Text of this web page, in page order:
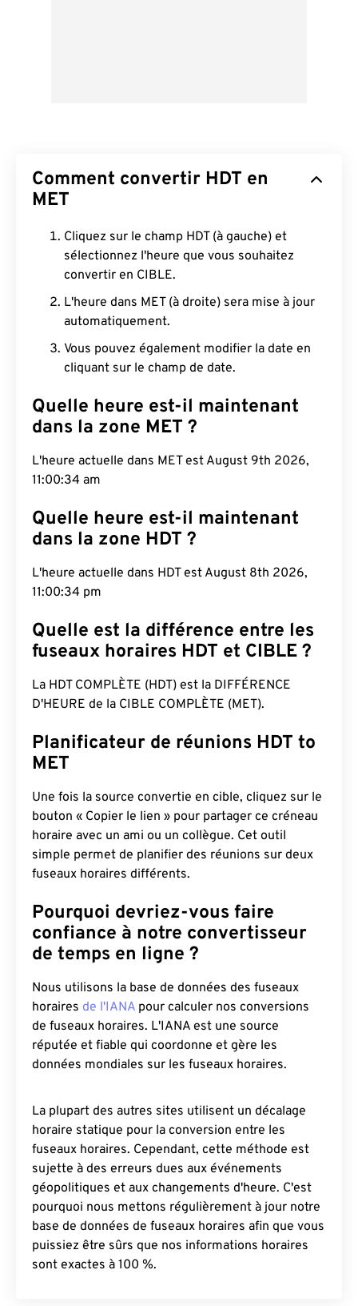
Comment convertir HDT en
MET
Cliquez sur le champ HDT (à gauche) et
sélectionnez l'heure que vous souhaitez
convertir en CIBLE.
L'heure dans MET (à droite) sera mise à jour
automatiquement.
Vous pouvez également modifier la date en
cliquant sur le champ de date.
Quelle heure est-il maintenant
dans la zone MET ?
L'heure actuelle dans MET est August 9th 2026,
11:00:35 am
Quelle heure est-il maintenant
dans la zone HDT ?
L'heure actuelle dans HDT est August 8th 2026,
11:00:35 pm
Quelle est la différence entre les
fuseaux horaires HDT et CIBLE ?
La HDT COMPLÈTE (HDT) est la DIFFÉRENCE
D'HEURE de la CIBLE COMPLÈTE (MET).
Planificateur de réunions HDT to
MET
Une fois la source convertie en cible, cliquez sur le
bouton « Copier le lien » pour partager ce créneau
horaire avec un ami ou un collègue. Cet outil
simple permet de planifier des réunions sur deux
fuseaux horaires différents.
Pourquoi devriez-vous faire
confiance à notre convertisseur
de temps en ligne ?
Nous utilisons la base de données des fuseaux
horaires de l'IANA pour calculer nos conversions
de fuseaux horaires. L'IANA est une source
réputée et fiable qui coordonne et gère les
données mondiales sur les fuseaux horaires.
La plupart des autres sites utilisent un décalage
horaire statique pour la conversion entre les
fuseaux horaires. Cependant, cette méthode est
sujette à des erreurs dues aux événements
géopolitiques et aux changements d'heure. C'est
pourquoi nous mettons régulièrement à jour notre
base de données de fuseaux horaires afin que vous
puissiez être sûrs que nos informations horaires
sont exactes à 100 %.